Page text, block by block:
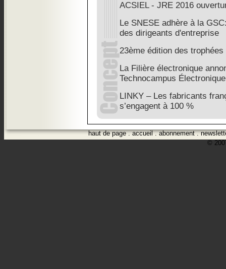
ACSIEL - JRE 2016
Le SNESE adhère à la
des dirigeants d'entreprise
23ème édition des trophées
La Filière électronique
Technocampus
LINKY – Les fabricants
s’engagent à 100 %
haut de page.accueil.abonnement.
©